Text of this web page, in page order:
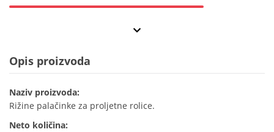
Opis proizvoda
Naziv proizvoda:
Rižine palačinke za proljetne rolice.
Neto količina: